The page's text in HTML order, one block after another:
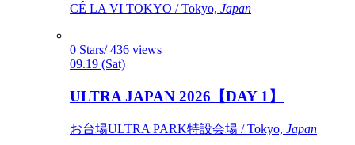
CÉ LA VI TOKYO / Tokyo, Japan
0 Stars/ 436 views
09.19 (Sat)
ULTRA JAPAN 2026【DAY 1】
お台場ULTRA PARK特設会場 / Tokyo, Japan